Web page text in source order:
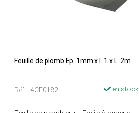
Feuille de plomb Ep. 1mm x l. 1 x L. 2m
Réf. : 4CF0182 en stock